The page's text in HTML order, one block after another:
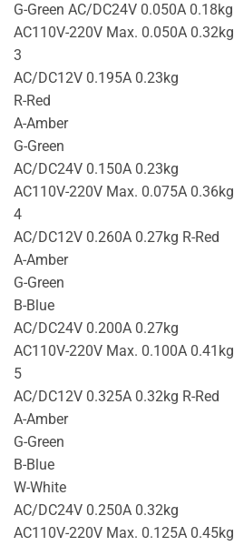
G-Green AC/DC24V 0.050A 0.18kg
AC110V-220V Max. 0.050A 0.32kg
3
AC/DC12V 0.195A 0.23kg
R-Red
A-Amber
G-Green
AC/DC24V 0.150A 0.23kg
AC110V-220V Max. 0.075A 0.36kg
4
AC/DC12V 0.260A 0.27kg R-Red
A-Amber
G-Green
B-Blue
AC/DC24V 0.200A 0.27kg
AC110V-220V Max. 0.100A 0.41kg
5
AC/DC12V 0.325A 0.32kg R-Red
A-Amber
G-Green
B-Blue
W-White
AC/DC24V 0.250A 0.32kg
AC110V-220V Max. 0.125A 0.45kg